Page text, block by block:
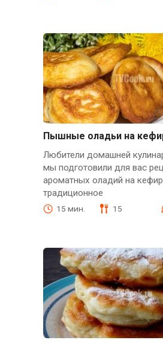
Пышные оладьи на
Любители домашней
мы подготовили для вас
ароматных оладий на
традиционное
15 мин. 15